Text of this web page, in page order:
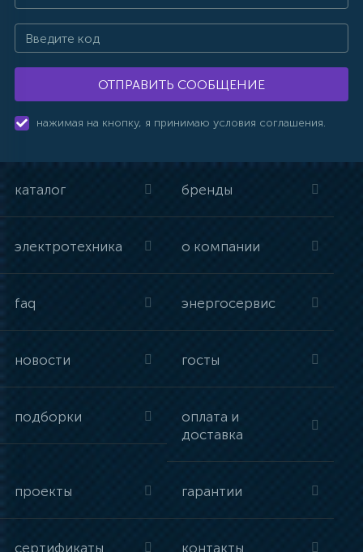
ОТПРАВИТЬ СООБЩЕНИЕ
нажимая на кнопку, я принимаю условия соглашения.
каталог бренды
электротехника о компании
faq энергосервис
новости госты
подборки
оплата и
доставка
проекты гарантии
сертификаты контакты